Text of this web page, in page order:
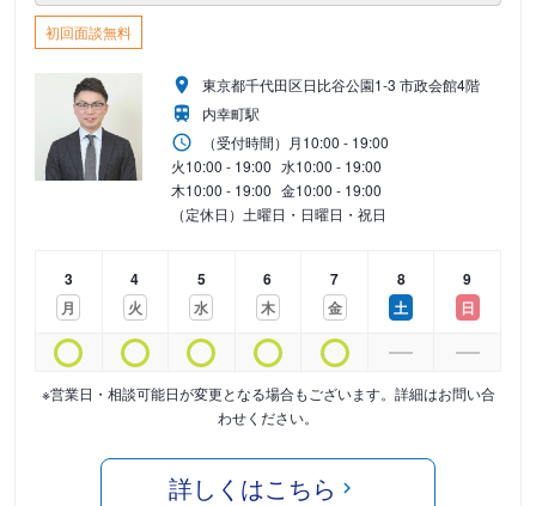
初回面談無料
東京都千代田区日比谷公園1-3 市政会館4階
内幸町駅
（受付時間） 月10:00 - 19:00
火10:00 - 19:00 水10:00 - 19:00
木10:00 - 19:00 金10:00 - 19:00
（定休日）土曜日・日曜日・祝日
3
月
4
火
5
水
6
木
7
金
8
土
9
日
※営業日・相談可能日が変更となる場合もございます。詳細はお問い合
わせください。
詳しくはこちら